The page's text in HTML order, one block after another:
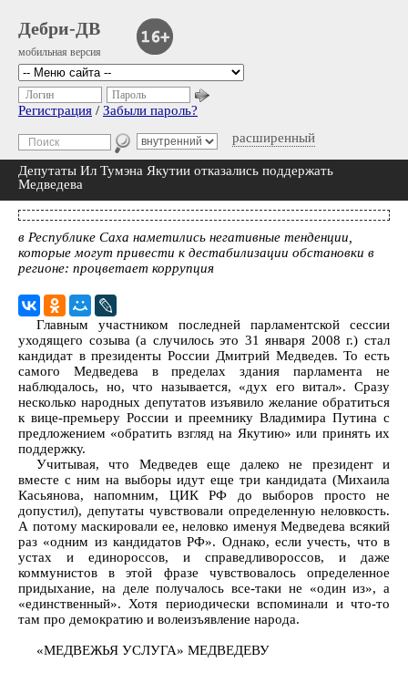
Дебри-ДВ
мобильная версия
расширенный
Логин Пароль
Регистрация / Забыли пароль?
Депутаты Ил Тумэна Якутии отказались поддержать
Медведева
в Республике Саха наметились негативные тенденции,
которые могут привести к дестабилизации обстановки в
регионе: процветает коррупция
Главным участником последней парламентской сессии
уходящего созыва (а случилось это 31 января 2008 г.) стал
кандидат в президенты России Дмитрий Медведев. То есть
самого Медведева в пределах здания парламента не
наблюдалось, но, что называется, «дух его витал». Сразу
несколько народных депутатов изъявило желание обратиться
к вице-премьеру России и преемнику Владимира Путина с
предложением «обратить взгляд на Якутию» или принять их
поддержку.
Учитывая, что Медведев еще далеко не президент и
вместе с ним на выборы идут еще три кандидата (Михаила
Касьянова, напомним, ЦИК РФ до выборов просто не
допустил), депутаты чувствовали определенную неловкость.
А потому маскировали ее, неловко именуя Медведева всякий
раз «одним из кандидатов РФ». Однако, если учесть, что в
устах и единороссов, и справедливороссов, и даже
коммунистов в этой фразе чувствовалось определенное
придыхание, на деле получалось все-таки не «один из», а
«единственный». Хотя периодически вспоминали и что-то
там про демократию и волеизъявление народа.
«МЕДВЕЖЬЯ УСЛУГА» МЕДВЕДЕВУ